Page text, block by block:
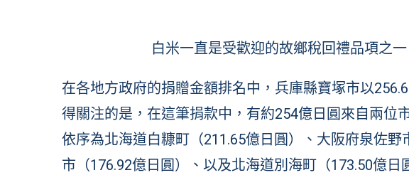
白米一直是受歡迎的故鄉稅回禮品項之
在各地方政府的捐贈金額排名中，兵庫縣寶塚市以
得關注的是，在這筆捐款中，有約254億日圓來自兩位
依序為北海道白糠町（211.65億日圓）、大阪府泉佐
市（176.92億日圓）、以及北海道別海町（173.50億日